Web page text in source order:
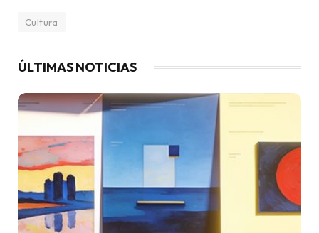
Cultura
ÚLTIMAS NOTICIAS